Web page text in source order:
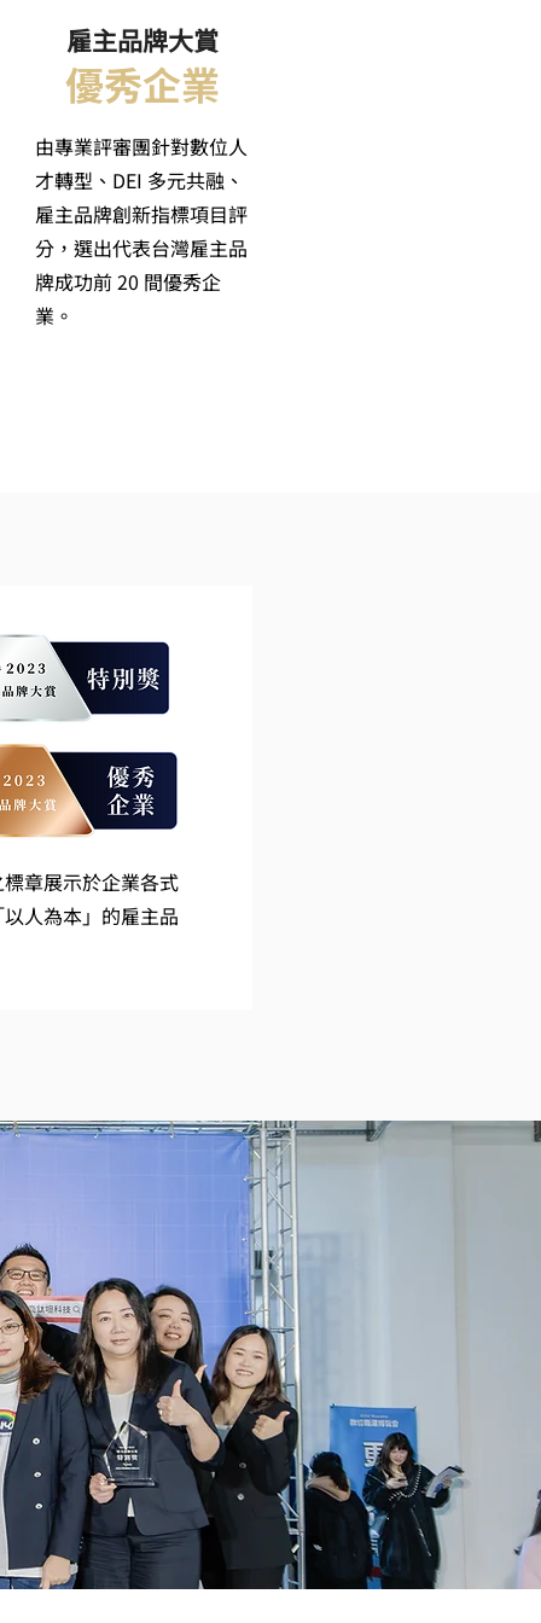
優秀企業
雇主品牌大賞
由專業評審團針對數位人
才轉型、DEI 多元共融、
雇主品牌創新指標項目評
分，選出代表台灣雇主品
牌成功前 20 間優秀企
業。
章展示於企業各式
人為本」的雇主品